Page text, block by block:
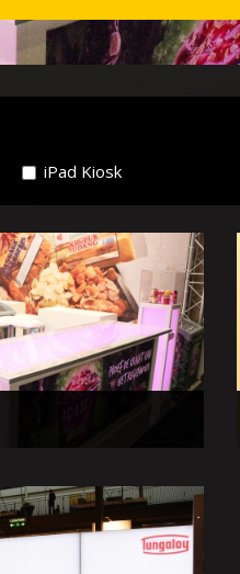
iPad Kiosk